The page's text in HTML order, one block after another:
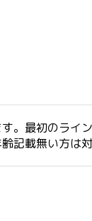
。最初のライ
記載無い方は